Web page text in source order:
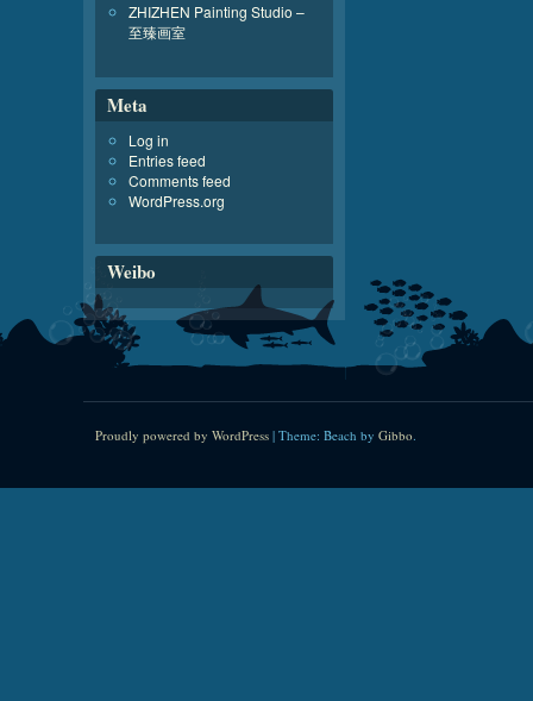
ZHIZHEN Painting Studio –
至臻画室
Meta
Log in
Entries feed
Comments feed
WordPress.org
Weibo
Proudly powered by WordPress | Theme: Beach by Gibbo.